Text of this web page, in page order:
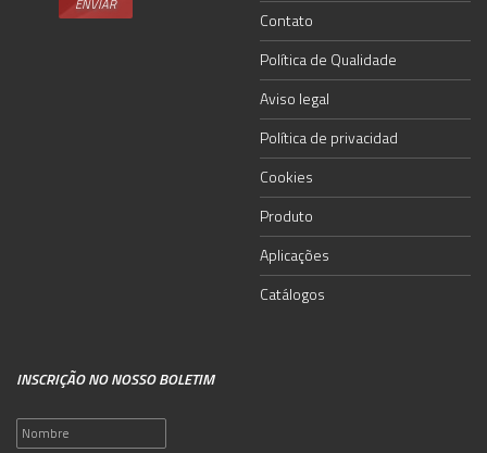
Contato
Política de Qualidade
Aviso legal
Política de privacidad
Cookies
Produto
Aplicações
Catálogos
INSCRIÇÃO NO NOSSO BOLETIM